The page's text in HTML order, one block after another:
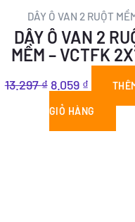
DÂY Ô VAN 2 RUỘT
DÂY Ô VAN 2
MỀM – VCTFK
13.297₫
là:
13.297 ₫.
8.059 ₫
tại
là:
8.059 ₫.
GIỎ HÀNG